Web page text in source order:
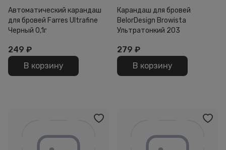
Автоматический карандаш
для бровей Farres Ultrafine
Черный 0,1г
249 ₽
В корзину
Карандаш для бровей
BelorDesign Browista
Ультратонкий 203
279 ₽
В корзину